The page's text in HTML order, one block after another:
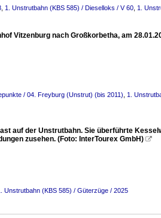
1. Unstrutbahn (KBS 585) / Dieselloks / V 60 1.
Vitzenburg nach Großkorbetha, am
/ 04. Freyburg (Unstrut) (bis 2011) 1.
auf der Unstrutbahn. Sie überführte
zusehen. (Foto: InterTourex GmbH) 
Unstrutbahn (KBS 585) / Güterzüge / 2025